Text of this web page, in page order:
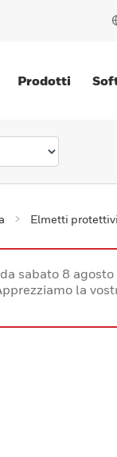
Prodotti
Elmetti protettivi
sabato 8
la